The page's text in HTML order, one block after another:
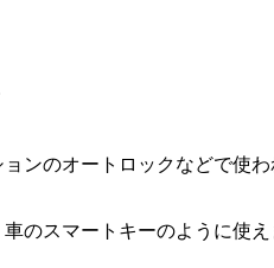
ンのオートロックなどで使わ
のスマートキーのように使え